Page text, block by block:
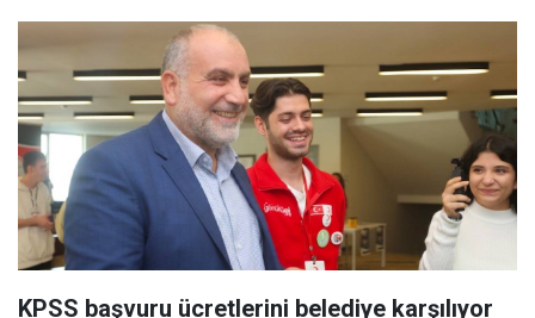
KPSS başvuru ücretlerini belediye karşılıyor